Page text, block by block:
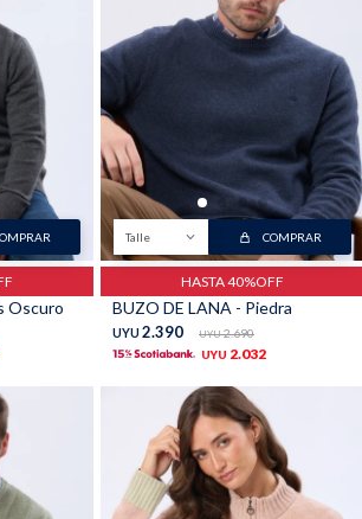
Oscuro
Talle COMPRAR
HASTA 40%OFF
BUZO DE LANA - Piedra
UYU 2.390 UYU 2.690
UYU 2.032